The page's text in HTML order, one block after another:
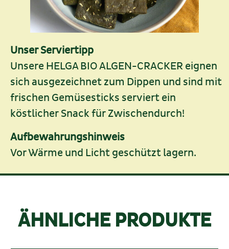
Unser Serviertipp
Unsere HELGA BIO ALGEN-CRACKER eignen
sich ausgezeichnet zum Dippen und sind mit
frischen Gemüsesticks serviert ein
köstlicher Snack für Zwischendurch!
Aufbewahrungshinweis
Vor Wärme und Licht geschützt lagern.
ÄHNLICHE PRODUKTE